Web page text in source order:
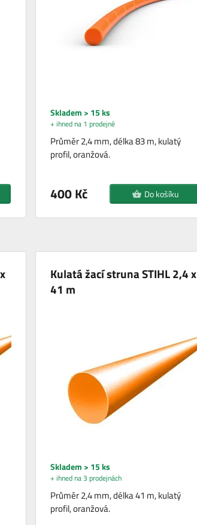
Skladem > 15 ks
+ ihned na 1 prodejně
Průměr 2,4 mm, délka 83 m, kulatý
profil, oranžová.
400 Kč Do košíku
Kulatá žací struna STIHL 2,4 x
41 m
Skladem > 15 ks
+ ihned na 3 prodejnách
Průměr 2,4 mm, délka 41 m, kulatý
profil, oranžová.